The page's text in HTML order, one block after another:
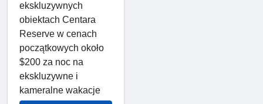
ekskluzywnych
obiektach Centara
Reserve w cenach
początkowych około
$200 za noc na
ekskluzywne i
kameralne wakacje